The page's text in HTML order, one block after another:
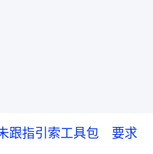
跟指引索工具包 要求